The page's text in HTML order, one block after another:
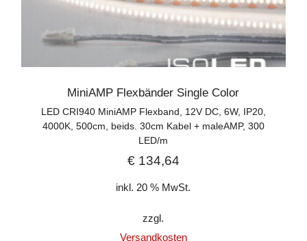
MiniAMP Flexbänder Single Color
LED CRI940 MiniAMP Flexband, 12V DC, 6W, IP20,
4000K, 500cm, beids. 30cm Kabel + maleAMP, 300
LED/m
€134,64
inkl. 20 % MwSt.
zzgl.
Versandkosten